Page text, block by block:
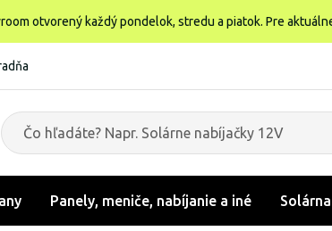
otvorený každý pondelok, stredu a piatok. Pre
Panely, meniče, nabíjanie a iné